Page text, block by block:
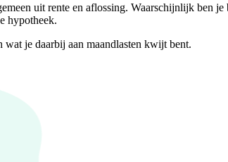
uit rente en aflossing. Waarschijnlijk ben
hypotheek.
je daarbij aan maandlasten kwijt bent.